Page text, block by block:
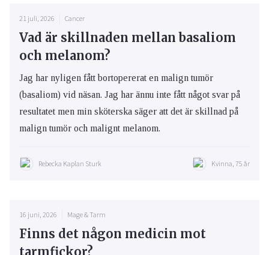
21 juli, 2026 Cancer
Vad är skillnaden mellan basaliom
och melanom?
Jag har nyligen fått bortopererat en malign tumör
(basaliom) vid näsan. Jag har ännu inte fått något svar på
resultatet men min sköterska säger att det är skillnad på
malign tumör och malignt melanom.
Rebecka Kaplan Sturk Kvinna, 75 år
16 juni, 2026 Mage & Tarm
Finns det någon medicin mot
tarmfickor?